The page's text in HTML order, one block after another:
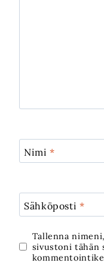
Nimi*
Sähköposti*
Tallenna
sivustoni tähän